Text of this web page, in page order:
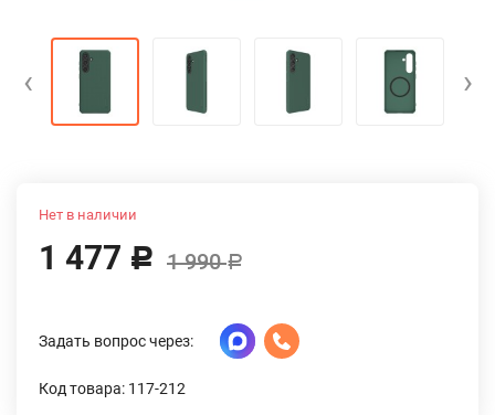
‹ ›
Нет в наличии
1 477 Р 1 990Р
Задать вопрос через:
Код товара: 117-212